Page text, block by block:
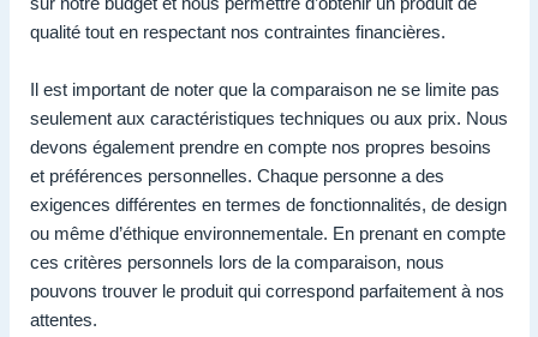
qualité tout en respectant nos contraintes financières.
Il est important de noter que la comparaison ne se limite pas
seulement aux caractéristiques techniques ou aux prix. Nous
devons également prendre en compte nos propres besoins
et préférences personnelles. Chaque personne a des
exigences différentes en termes de fonctionnalités, de design
ou même d’éthique environnementale. En prenant en compte
ces critères personnels lors de la comparaison, nous
pouvons trouver le produit qui correspond parfaitement à nos
attentes.